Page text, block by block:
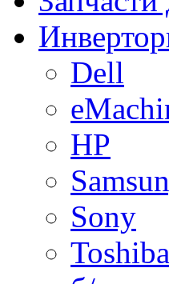
Dell
HP
Sony
Toshiba